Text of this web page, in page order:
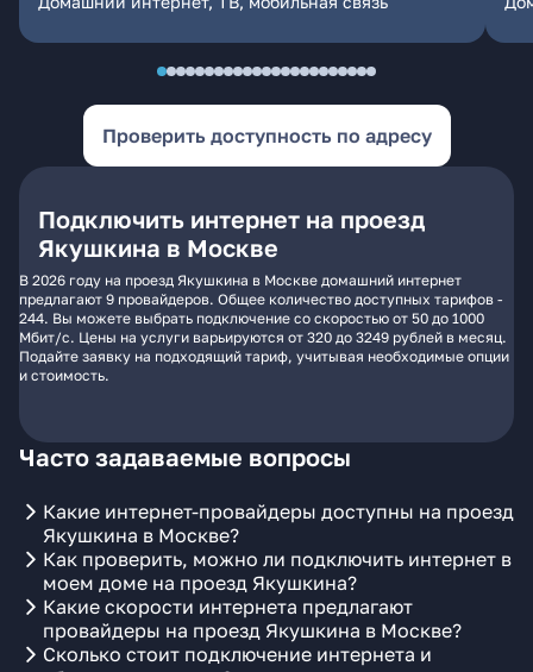
Проверить доступность по адресу
Подключить интернет на проезд
Якушкина в Москве
В 2026 году на проезд Якушкина в Москве домашний интернет
предлагают 9 провайдеров. Общее количество доступных тарифов -
244. Вы можете выбрать подключение со скоростью от 50 до 1000
Мбит/с. Цены на услуги варьируются от 320 до 3249 рублей в месяц.
Подайте заявку на подходящий тариф, учитывая необходимые опции
и стоимость.
Часто задаваемые вопросы
Какие интернет-провайдеры доступны на проезд
Якушкина в Москве?
Как проверить, можно ли подключить интернет в
моем доме на проезд Якушкина?
Какие скорости интернета предлагают
провайдеры на проезд Якушкина в Москве?
Сколько стоит подключение интернета и